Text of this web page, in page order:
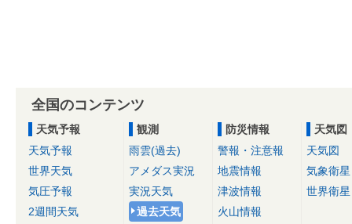
全国のコンテンツ
天気予報
天気予報
世界天気
気圧予報
2週間天気
観測
雨雲(過去)
アメダス実況
実況天気
過去天気
防災情報
警報・注意報
地震情報
津波情報
火山情報
天気図
天気図
気象衛星
世界衛星